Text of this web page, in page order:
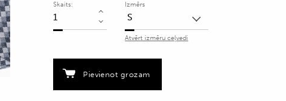
Skaits:
Linu
tekstūras
ar
rūtainu
motīvu
Izmērs
Atvērt izmēru ceļvedi
Pievienot grozam